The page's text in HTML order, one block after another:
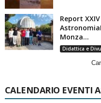
Report
Monza...
Didattica e
CALENDARIO EVENTI